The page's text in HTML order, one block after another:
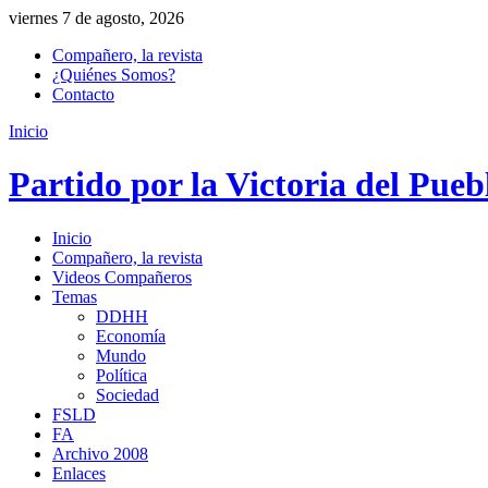
viernes 7 de agosto, 2026
Compañero, la revista
¿Quiénes Somos?
Contacto
Inicio
Partido por la Victoria del
Inicio
Compañero, la revista
Videos Compañeros
Temas
DDHH
Economía
Mundo
Política
Sociedad
FSLD
FA
Archivo 2008
Enlaces